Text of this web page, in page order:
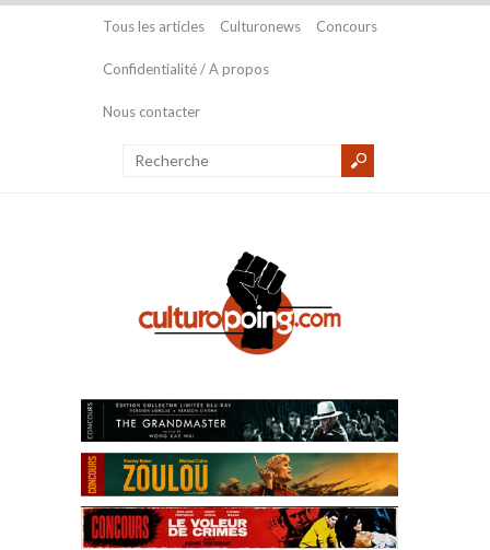
Tous les articles Culturonews Concours
Confidentialité / A propos
Nous contacter